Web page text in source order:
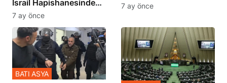
İsrail Hapishanesindeki
Zulmü Anlattı
7 ay önce
İçinde Gerçekleşmiş
7 ay önce
BATI ASYA